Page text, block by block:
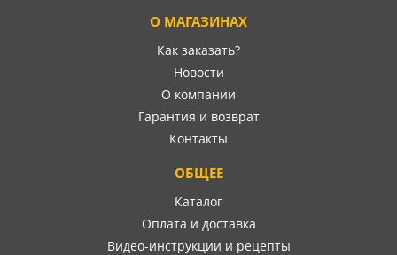
О МАГАЗИНАХ
Как заказать?
Новости
О компании
Гарантия и возврат
Контакты
ОБЩЕЕ
Каталог
Оплата и доставка
Видео-инструкции и рецепты